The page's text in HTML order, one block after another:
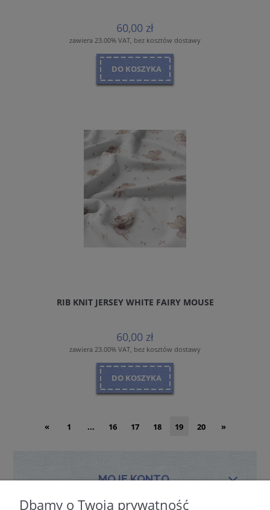
60,00 zł
zawiera 23.00% VAT, bez kosztów dostawy
DO KOSZYKA
RIB KNIT JERSEY WHITE FAIRY MOUSE
60,00 zł
zawiera 23.00% VAT, bez kosztów dostawy
DO KOSZYKA
« 1 ... 16 17 18 19 20 »
MOJE KONTO
Dbamy o Twoją prywatność